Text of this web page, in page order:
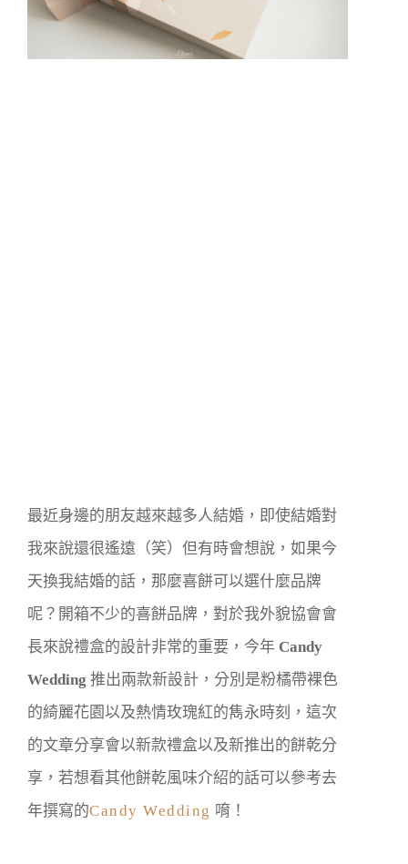
最近身邊的朋友越來越多人結婚，即使結婚對
我來說還很遙遠（笑）但有時會想說，如果今
天換我結婚的話，那麼喜餅可以選什麼品牌
呢？開箱不少的喜餅品牌，對於我外貌協會會
長來說禮盒的設計非常的重要，今年 Candy
Wedding 推出兩款新設計，分別是粉橘帶裸色
的綺麗花園以及熱情玫瑰紅的雋永時刻，這次
的文章分享會以新款禮盒以及新推出的餅乾分
享，若想看其他餅乾風味介紹的話可以參考去
年撰寫的Candy Wedding 唷！